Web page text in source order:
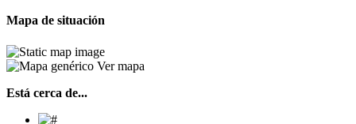
Mapa de situación
Ver mapa
Está cerca de...